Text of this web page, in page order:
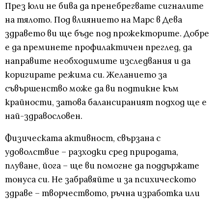
През юли не бива да пренебрегвате сигналите
на тялото. Под влиянието на Марс в Дева
здравето ви ще бъде под прожекторите. Добре
е да преминете профилактичен преглед, да
направите необходимите изследвания и да
коригирате режима си. Желанието за
съвършенство може да ви подтикне към
крайности, затова балансираният подход ще е
най-здравословен.
Физическата активност, свързана с
удоволствие – разходки сред природата,
плуване, йога – ще ви помогне да поддържате
тонуса си. Не забравяйте и за психическото
здраве – творчеството, ръчна изработка или